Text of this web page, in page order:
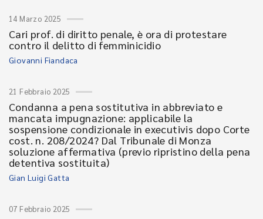
14 Marzo 2025
Cari prof. di diritto penale, è ora di protestare
contro il delitto di femminicidio
Giovanni Fiandaca
21 Febbraio 2025
Condanna a pena sostitutiva in abbreviato e
mancata impugnazione: applicabile la
sospensione condizionale in executivis dopo Corte
cost. n. 208/2024? Dal Tribunale di Monza
soluzione affermativa (previo ripristino della pena
detentiva sostituita)
Gian Luigi Gatta
07 Febbraio 2025